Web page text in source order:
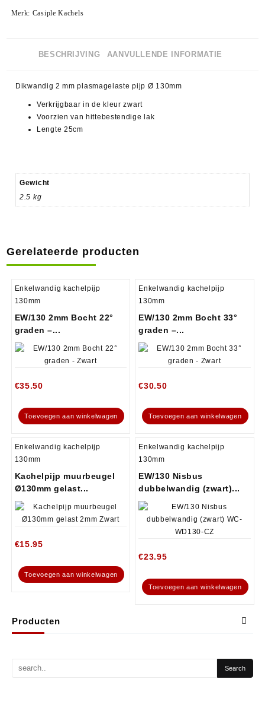
Producten
Merk: Casiple Kachels
BESCHRIJVING AANVULLENDE INFORMATIE
Dikwandig 2 mm plasmagelaste pijp Ø 130mm
Verkrijgbaar in de kleur zwart
Voorzien van hittebestendige lak
Lengte 25cm
Gewicht
2.5 kg
Gerelateerde producten
Enkelwandig kachelpijp
130mm
EW/130 2mm Bocht 22°
graden –...
€35.50
Toevoegen aan winkelwagen
Enkelwandig kachelpijp
130mm
EW/130 2mm Bocht 33°
graden –...
€30.50
Toevoegen aan winkelwagen
Enkelwandig kachelpijp
130mm
Kachelpijp muurbeugel
Ø130mm gelast...
€15.95
Toevoegen aan winkelwagen
Enkelwandig kachelpijp
130mm
EW/130 Nisbus
dubbelwandig (zwart)...
€23.95
Toevoegen aan winkelwagen